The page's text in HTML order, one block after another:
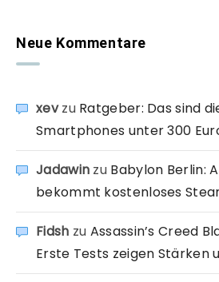
Neue Kommentare
xevzu Ratgeber: Das sind
Smartphones unter 300
Jadawin zu Babylon Berlin:
bekommt kostenloses
Fidsh zu Assassin’s Creed
Erste Tests zeigen Stärken